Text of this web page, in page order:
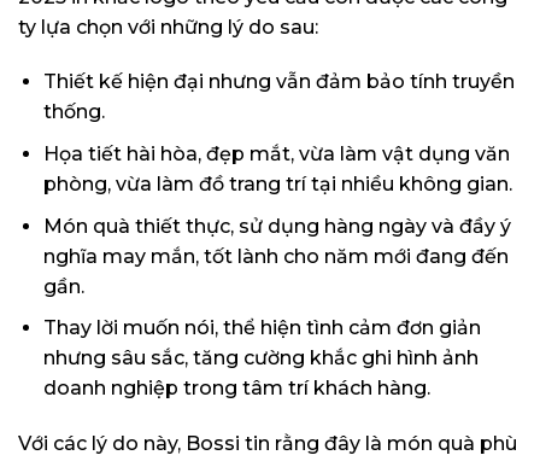
ty lựa chọn với những lý do sau:
Thiết kế hiện đại nhưng vẫn đảm bảo tính truyền
thống.
Họa tiết hài hòa, đẹp mắt, vừa làm vật dụng văn
phòng, vừa làm đồ trang trí tại nhiều không gian.
Món quà thiết thực, sử dụng hàng ngày và đầy ý
nghĩa may mắn, tốt lành cho năm mới đang đến
gần.
Thay lời muốn nói, thể hiện tình cảm đơn giản
nhưng sâu sắc, tăng cường khắc ghi hình ảnh
doanh nghiệp trong tâm trí khách hàng.
Với các lý do này, Bossi tin rằng đây là món quà phù